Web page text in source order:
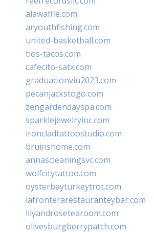
alawaffle.com
aryouthfishing.com
united-basketball.com
tios-tacos.com
cafecito-satx.com
graduacionviu2023.com
pecanjackstogo.com
zengardendayspa.com
sparklejewelryinc.com
ironcladtattoostudio.com
bruinshome.com
annascleaningsvc.com
wolfcitytattoo.com
oysterbayturkeytrot.com
lafronterarestauranteybar.com
lilyandrosetearoom.com
olivesburgberrypatch.com